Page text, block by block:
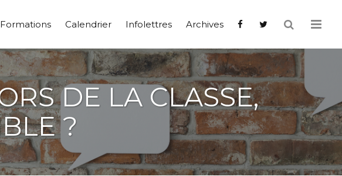
Formations Calendrier Infolettres Archives
DE LA CLASSE,
?